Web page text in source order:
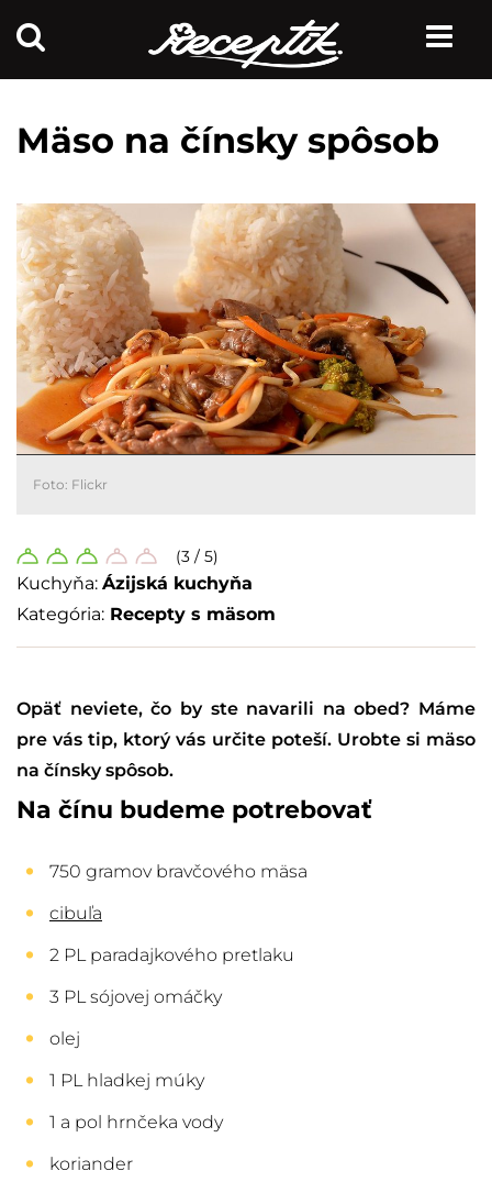
Mäso na čínsky spôsob
Foto: Flickr
(3 / 5)
Kuchyňa: Ázijská kuchyňa
Kategória: Recepty s mäsom
Opäť neviete, čo by ste navarili na obed? Máme
pre vás tip, ktorý vás určite poteší. Urobte si mäso
na čínsky spôsob.
Na čínu budeme potrebovať
750 gramov bravčového mäsa
cibuľa
2 PL paradajkového pretlaku
3 PL sójovej omáčky
olej
1 PL hladkej múky
1 a pol hrnčeka vody
koriander